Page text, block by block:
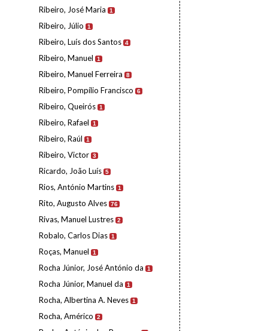
Ribeiro, José Maria 1
Ribeiro, Júlio 1
Ribeiro, Luís dos Santos 4
Ribeiro, Manuel 1
Ribeiro, Manuel Ferreira 8
Ribeiro, Pompílio Francisco 6
Ribeiro, Queirós 1
Ribeiro, Rafael 1
Ribeiro, Raúl 1
Ribeiro, Victor 3
Ricardo, João Luís 5
Rios, António Martins 1
Rito, Augusto Alves 76
Rivas, Manuel Lustres 2
Robalo, Carlos Dias 1
Roças, Manuel 1
Rocha Júnior, José António da 1
Rocha Júnior, Manuel da 1
Rocha, Albertina A. Neves 1
Rocha, Américo 2